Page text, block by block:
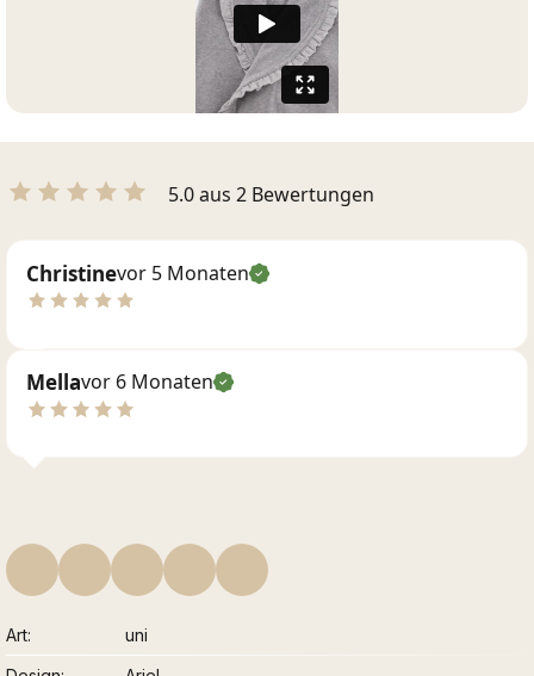
5.0 aus 2 Bewertungen
Christinevor 5 Monaten
Mellavor 6 Monaten
Art
uni